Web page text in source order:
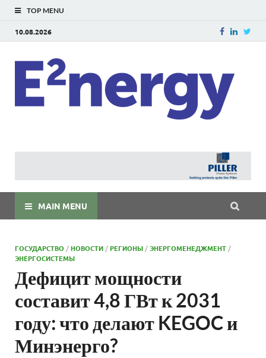
TOP MENU
10.08.2026
MAIN MENU
ГОСУДАРСТВО /НОВОСТИ /РЕГИОНЫ /ЭНЕРГОМЕНЕДЖМЕНТ /
ЭНЕРГОСИСТЕМЫ
Дефицит мощности
составит 4,8 ГВт к 2031
году: что делают KEGOC и
Минэнерго?